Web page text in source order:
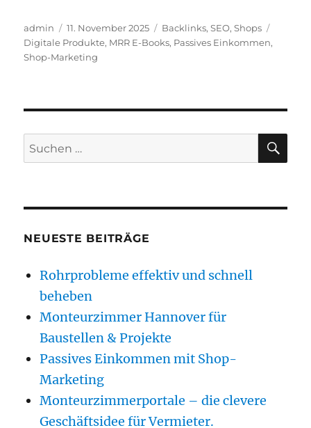
Autor
admin
Veröffentlicht
am
11. November 2025 Kategorien
Backlinks,SEO,Shops
Digitale Produkte, MRR E-Books, Passives Einkommen,
Shop-Marketing
Suchen
nach:
NEUESTE BEITRÄGE
Rohrprobleme effektiv und schnell
beheben
Monteurzimmer Hannover für
Baustellen & Projekte
Passives Einkommen mit Shop-
Marketing
Monteurzimmerportale – die clevere
Geschäftsidee für Vermieter.